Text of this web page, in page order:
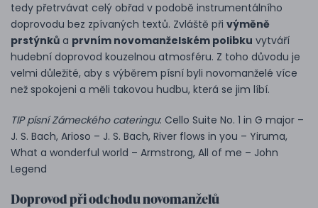
tedy přetrvávat celý obřad v podobě instrumentálního
doprovodu bez zpívaných textů. Zvláště při výměně
prstýnků a prvním novomanželském polibku vytváří
hudební doprovod kouzelnou atmosféru. Z toho důvodu je
velmi důležité, aby s výběrem písní byli novomanželé více
než spokojeni a měli takovou hudbu, která se jim líbí.
TIP písní Zámeckého cateringu: Cello Suite No. 1 in G major –
J. S. Bach, Arioso – J. S. Bach, River flows in you – Yiruma,
What a wonderful world – Armstrong, All of me – John
Legend
Doprovod při odchodu novomanželů